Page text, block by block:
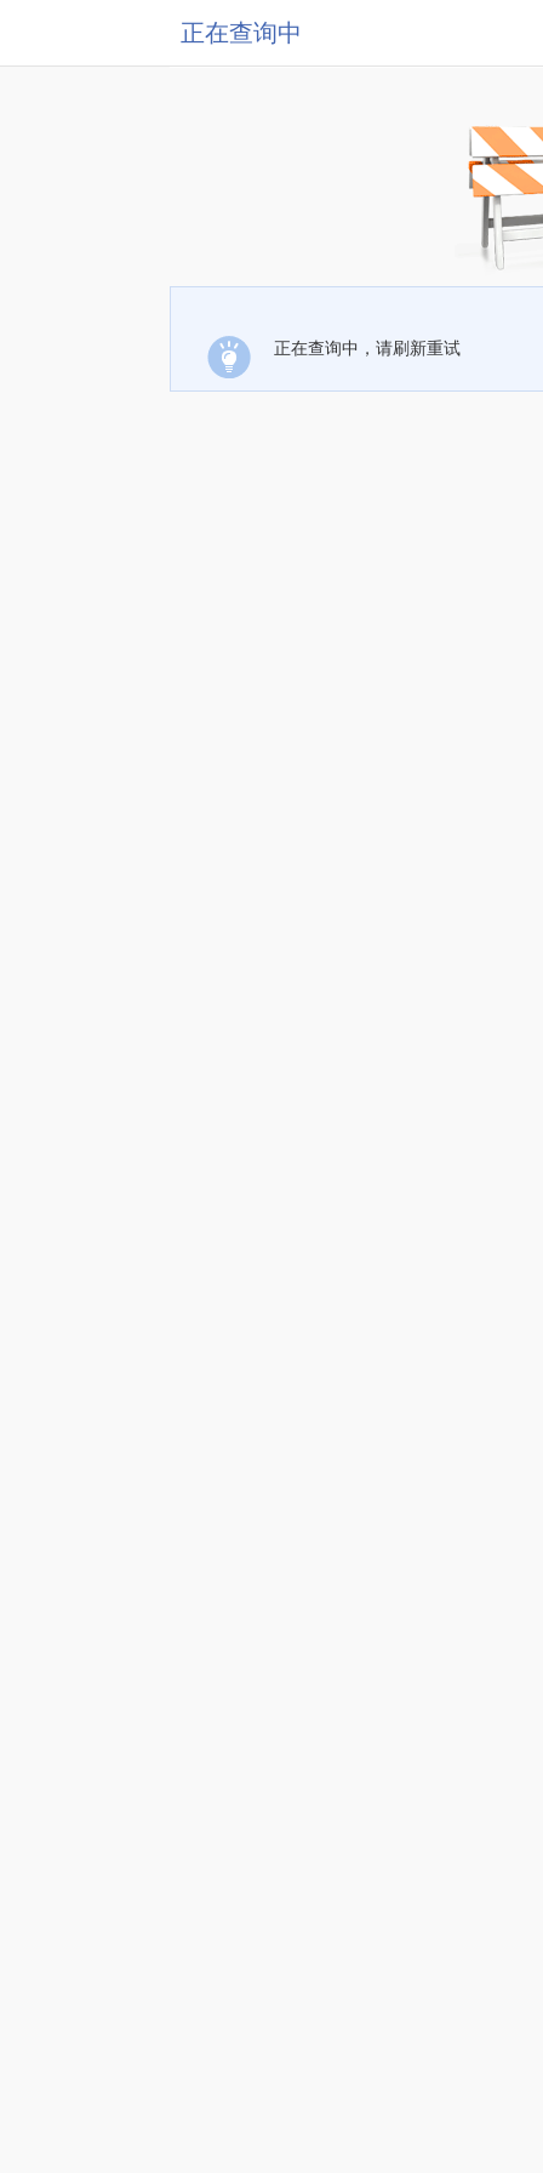
正在查询中
正在查询中，请刷新重试